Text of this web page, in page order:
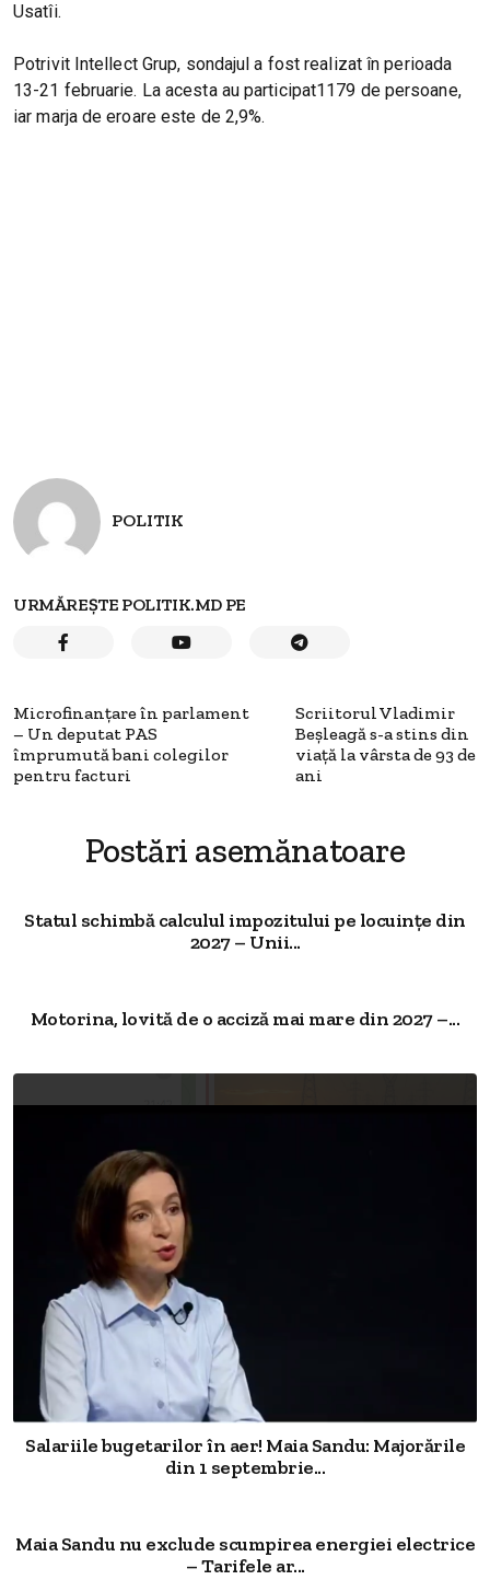
Usatîi.
Potrivit Intellect Grup, sondajul a fost realizat în perioada
13-21 februarie. La acesta au participat1179 de persoane,
iar marja de eroare este de 2,9%.
POLITIK
URMĂREȘTE POLITIK.MD PE
Microfinanțare în parlament
– Un deputat PAS
împrumută bani colegilor
pentru facturi
Scriitorul Vladimir
Beşleagă s-a stins din
viaţă la vârsta de 93 de
ani
Postări asemănatoare
Statul schimbă calculul impozitului pe locuințe din
2027 – Unii...
Motorina, lovită de o acciză mai mare din 2027 –...
Salariile bugetarilor în aer! Maia Sandu: Majorările
din 1 septembrie...
Maia Sandu nu exclude scumpirea energiei electrice
– Tarifele ar...